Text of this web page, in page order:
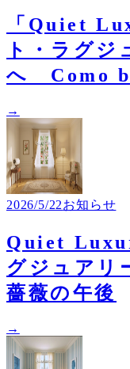
「​Quiet
ト・ラグジ
へ Como
→
2026/5/22お知らせ
Quiet
グジュア
薔薇の午後
→